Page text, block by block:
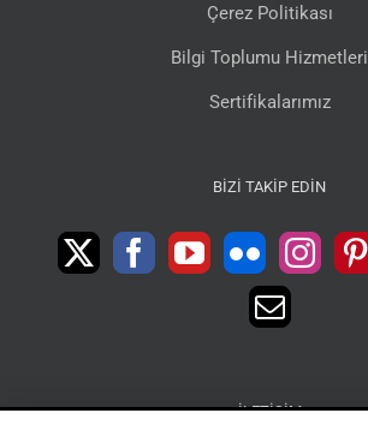
Çerez Politikası
Bilgi Toplumu Hizmetleri
Sertifikalarımız
BIZI TAKIP EDIN
İLETIŞIM